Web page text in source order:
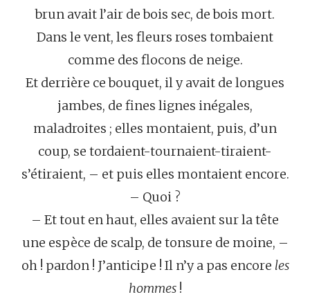
brun avait l’air de bois sec, de bois mort.
Dans le vent, les fleurs roses tombaient
comme des flocons de neige.
Et derrière ce bouquet, il y avait de longues
jambes, de fines lignes inégales,
maladroites ; elles montaient, puis, d’un
coup, se tordaient-tournaient-tiraient-
s’étiraient, – et puis elles montaient encore.
– Quoi ?
– Et tout en haut, elles avaient sur la tête
une espèce de scalp, de tonsure de moine, –
oh ! pardon ! J’anticipe ! Il n’y a pas encore les
hommes!